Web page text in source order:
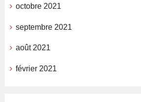
octobre 2021
septembre 2021
août 2021
février 2021